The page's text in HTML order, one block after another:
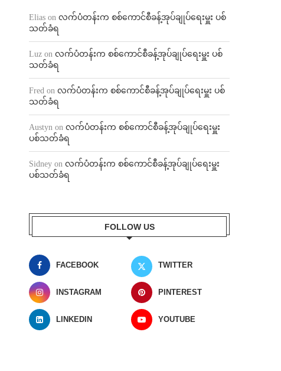
Elias on လက်ပံတန်းက စစ်ကောင်စီခန့်အုပ်ချုပ်ရေးမှူး ပစ်
သတ်ခံရ
Luz on လက်ပံတန်းက စစ်ကောင်စီခန့်အုပ်ချုပ်ရေးမှူး ပစ်
သတ်ခံရ
Fred on လက်ပံတန်းက စစ်ကောင်စီခန့်အုပ်ချုပ်ရေးမှူး ပစ်
သတ်ခံရ
Austyn on လက်ပံတန်းက စစ်ကောင်စီခန့်အုပ်ချုပ်ရေးမှူး
ပစ်သတ်ခံရ
Sidney on လက်ပံတန်းက စစ်ကောင်စီခန့်အုပ်ချုပ်ရေးမှူး
ပစ်သတ်ခံရ
FOLLOW US
FACEBOOK TWITTER
INSTAGRAM PINTEREST
LINKEDIN YOUTUBE